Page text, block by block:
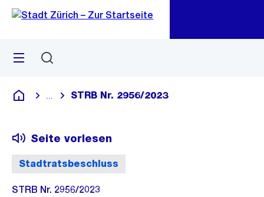
Navigation
Sprunglink
Menü
Deutsch
Blende alle Breadcrumbs ein
STRB Nr. 2956/2023
Stadtratsbeschluss
Seite vorlesen
STRB Nr. 2956/2023